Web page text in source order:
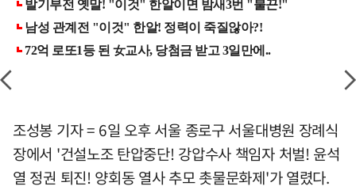
조성봉 기자 = 6일 오후 서울 종로구 서울대병원 장례식
장에서 '건설노조 탄압중단! 강압수사 책임자 처벌! 윤석
열 정권 퇴진! 양회동 열사 추모 촛물문화제'가 열렸다.